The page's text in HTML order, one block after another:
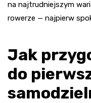
na najtrudniejszym
rowerze — najpierw
Jak
do